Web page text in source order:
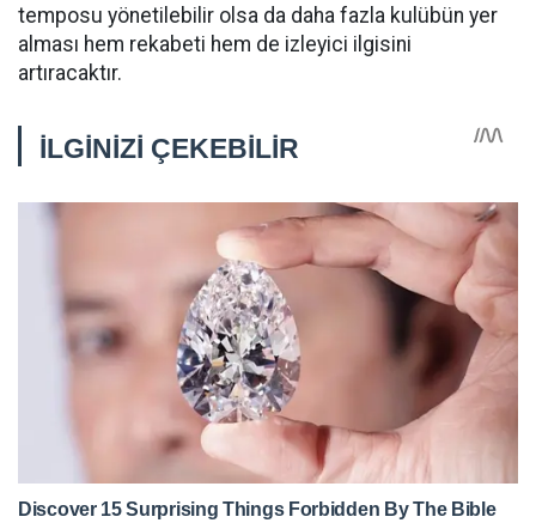
temposu yönetilebilir olsa da daha fazla kulübün yer
alması hem rekabeti hem de izleyici ilgisini
artıracaktır.